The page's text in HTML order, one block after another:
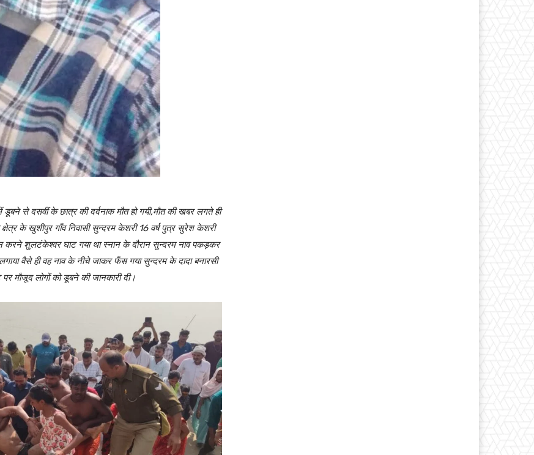
डूबने से दसवीं के छात्र की दर्दनाक मौत हो गयी,मौत की खबर लगते ही
के खुशीपुर गाँव निवासी सुन्दरम केशरी 16 वर्ष पुत्र सुरेश केशरी
करने शुलटंकेश्वर घाट गया था स्नान के दौरान सुन्दरम नाव पकड़कर
वैसे ही वह नाव के नीचे जाकर फँस गया सुन्दरम के दादा बनारसी
मौजूद लोगों को डूबने की जानकारी दी।